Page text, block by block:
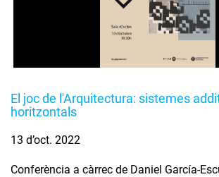
El joc de l'Arquitectura: sistemes
horitzontals
13 d’oct. 2022
Conferència a càrrec de Daniel García-